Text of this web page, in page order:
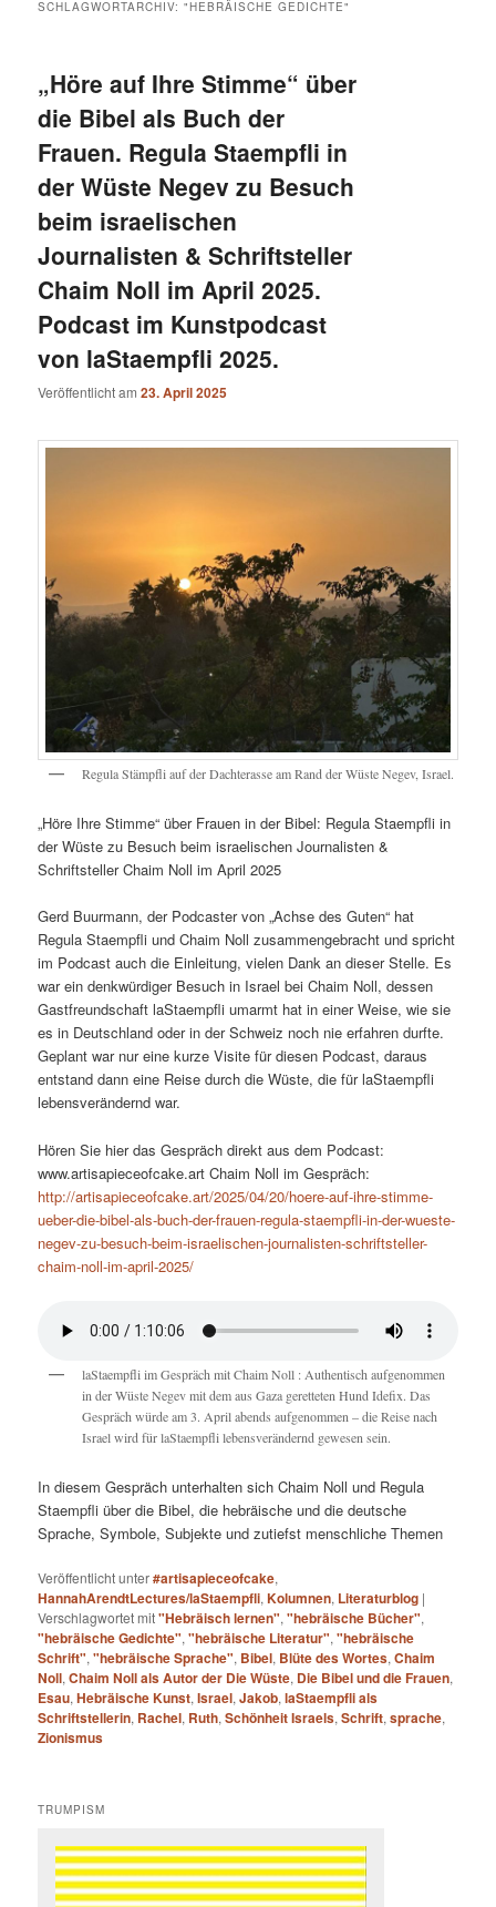
SCHLAGWORTARCHIV:"HEBRÄISCHE GEDICHTE"
„Höre auf Ihre Stimme“ über
die Bibel als Buch der
Frauen. Regula Staempfli in
der Wüste Negev zu Besuch
beim israelischen
Journalisten & Schriftsteller
Chaim Noll im April 2025.
Podcast im Kunstpodcast
von laStaempfli 2025.
Veröffentlicht am23. April 2025
Regula Stämpfli auf der Dachterasse am Rand der Wüste Negev, Israel.
„Höre Ihre Stimme“ über Frauen in der Bibel: Regula Staempfli in
der Wüste zu Besuch beim israelischen Journalisten &
Schriftsteller Chaim Noll im April 2025
Gerd Buurmann, der Podcaster von „Achse des Guten“ hat
Regula Staempfli und Chaim Noll zusammengebracht und spricht
im Podcast auch die Einleitung, vielen Dank an dieser Stelle. Es
war ein denkwürdiger Besuch in Israel bei Chaim Noll, dessen
Gastfreundschaft laStaempfli umarmt hat in einer Weise, wie sie
es in Deutschland oder in der Schweiz noch nie erfahren durfte.
Geplant war nur eine kurze Visite für diesen Podcast, daraus
entstand dann eine Reise durch die Wüste, die für laStaempfli
lebensverändernd war.
Hören Sie hier das Gespräch direkt aus dem Podcast:
www.artisapieceofcake.art Chaim Noll im Gespräch:
http://artisapieceofcake.art/2025/04/20/hoere-auf-ihre-stimme-
ueber-die-bibel-als-buch-der-frauen-regula-staempfli-in-der-wueste-
negev-zu-besuch-beim-israelischen-journalisten-schriftsteller-
chaim-noll-im-april-2025/
laStaempfli im Gespräch mit Chaim Noll : Authentisch aufgenommen
in der Wüste Negev mit dem aus Gaza geretteten Hund Idefix. Das
Gespräch würde am 3. April abends aufgenommen – die Reise nach
Israel wird für laStaempfli lebensverändernd gewesen sein.
In diesem Gespräch unterhalten sich Chaim Noll und Regula
Staempfli über die Bibel, die hebräische und die deutsche
Sprache, Symbole, Subjekte und zutiefst menschliche Themen
Veröffentlicht unter#artisapieceofcake,
HannahArendtLectures/laStaempfli,Kolumnen, Literaturblog |
Verschlagwortet mit"Hebräisch lernen","hebräische Bücher",
"hebräische Gedichte","hebräische Literatur","hebräische
Schrift","hebräische Sprache", Bibel, Blüte des Wortes,Chaim
Noll,Chaim Noll als Autor der Die Wüste, Die Bibel und die Frauen,
Esau,Hebräische Kunst,Israel,Jakob,laStaempfli als
Schriftstellerin, Rachel, Ruth,Schönheit Israels,Schrift,sprache,
Zionismus
TRUMPISM